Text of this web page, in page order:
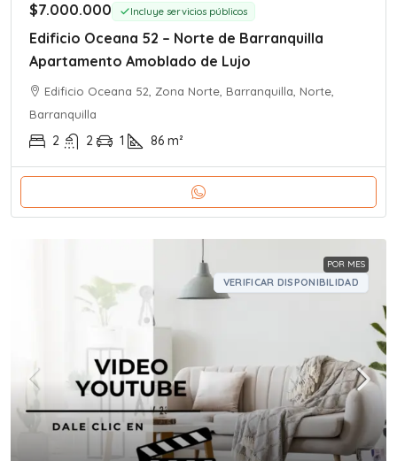
$7.000.000 Incluye servicios públicos
Edificio Oceana 52 – Norte de Barranquilla
Apartamento Amoblado de Lujo
Edificio Oceana 52, Zona Norte, Barranquilla, Norte,
Barranquilla
2 2 1 86 m²
POR MES
VERIFICAR DISPONIBILIDAD